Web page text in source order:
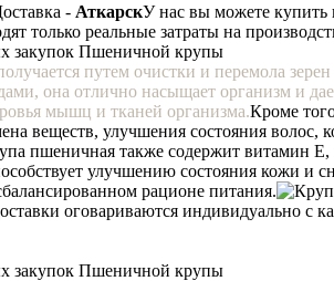
- АткарскУ нас вы можете купить
только реальные затраты на
закупок Пшеничной крупы
путем очистки и перемола
она отлично насыщает организм и
мышц и тканей организма.Кроме
веществ, улучшения состояния
пшеничная также содержит витамин
улучшению состояния кожи и
рационе питания.
оговариваются индивидуально с
закупок Пшеничной крупы